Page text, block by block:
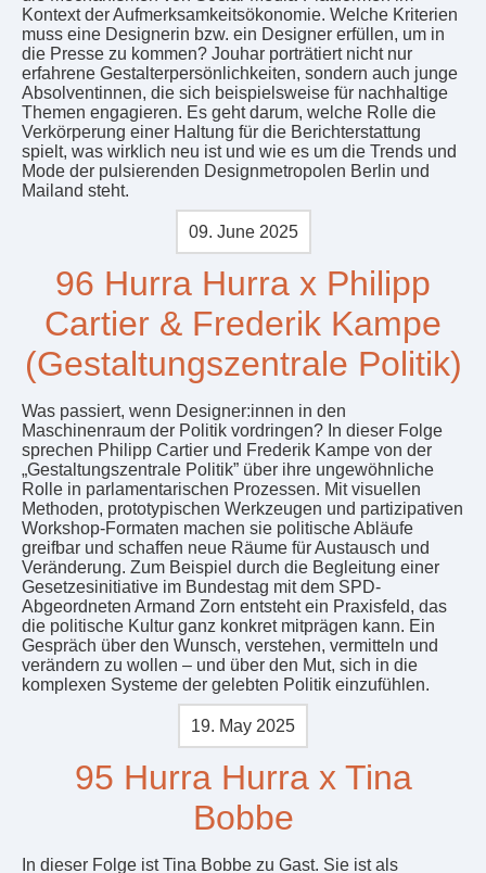
Kontext der Aufmerksamkeitsökonomie. Welche Kriterien
muss eine Designerin bzw. ein Designer erfüllen, um in
die Presse zu kommen? Jouhar porträtiert nicht nur
erfahrene Gestalterpersönlichkeiten, sondern auch junge
Absolventinnen, die sich beispielsweise für nachhaltige
Themen engagieren. Es geht darum, welche Rolle die
Verkörperung einer Haltung für die Berichterstattung
spielt, was wirklich neu ist und wie es um die Trends und
Mode der pulsierenden Designmetropolen Berlin und
Mailand steht.
09. June 2025
96 Hurra Hurra x Philipp
Cartier & Frederik Kampe
(Gestaltungszentrale Politik)
Was passiert, wenn Designer:innen in den
Maschinenraum der Politik vordringen? In dieser Folge
sprechen Philipp Cartier und Frederik Kampe von der
„Gestaltungszentrale Politik” über ihre ungewöhnliche
Rolle in parlamentarischen Prozessen. Mit visuellen
Methoden, prototypischen Werkzeugen und partizipativen
Workshop-Formaten machen sie politische Abläufe
greifbar und schaffen neue Räume für Austausch und
Veränderung. Zum Beispiel durch die Begleitung einer
Gesetzesinitiative im Bundestag mit dem SPD-
Abgeordneten Armand Zorn entsteht ein Praxisfeld, das
die politische Kultur ganz konkret mitprägen kann. Ein
Gespräch über den Wunsch, verstehen, vermitteln und
verändern zu wollen – und über den Mut, sich in die
komplexen Systeme der gelebten Politik einzufühlen.
19. May 2025
95 Hurra Hurra x Tina
Bobbe
In dieser Folge ist Tina Bobbe zu Gast. Sie ist als